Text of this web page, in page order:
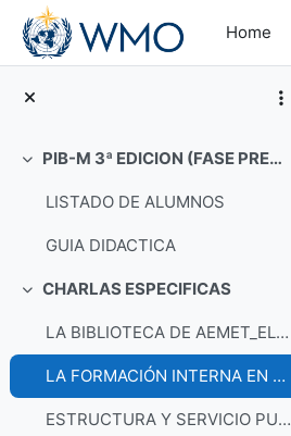
Skip to main content
Home
Collapse PIB-M 3ª EDICION (FASE PRESENCIAL)
LISTADO DE ALUMNOS
GUIA DIDACTICA
Collapse
CHARLAS ESPECIFICAS
LA BIBLIOTECA DE AEMET_ELENA MORATO
LA FORMACIÓN INTERNA EN AEMET_LUCÍA GESTAL
ESTRUCTURA Y SERVICIO PUBLICO_ANA CASALS